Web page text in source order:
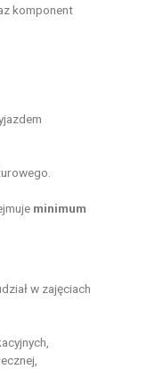
komponent
minimum
w zajęciach